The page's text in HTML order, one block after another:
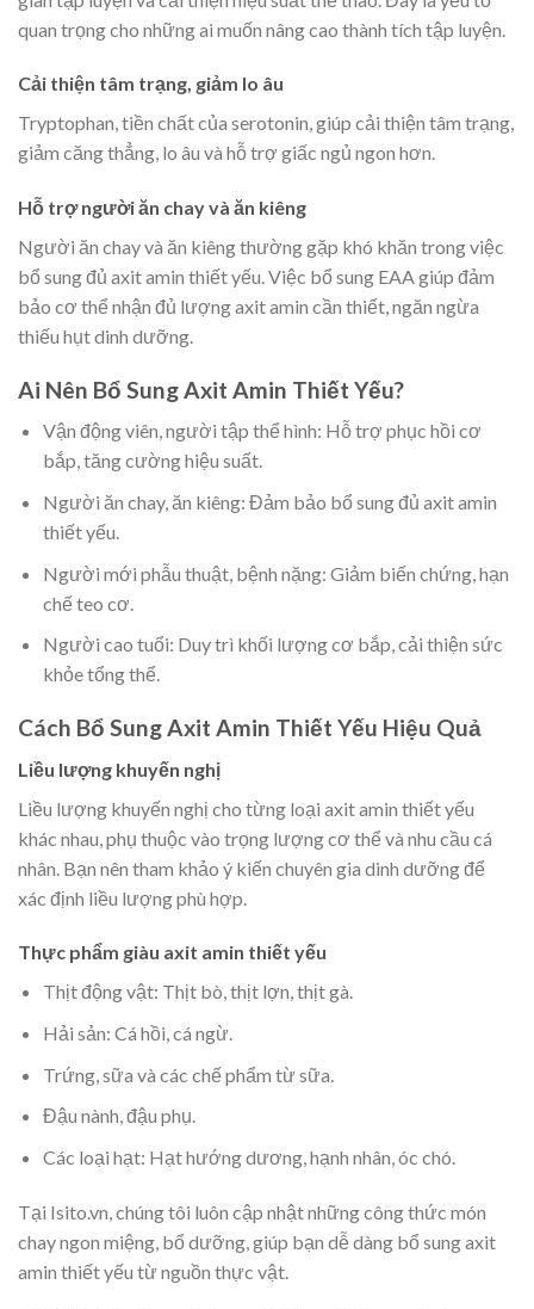
quan trọng cho những ai muốn nâng cao thành tích tập luyện.
Cải thiện tâm trạng, giảm lo âu
Tryptophan, tiền chất của serotonin, giúp cải thiện tâm trạng,
giảm căng thẳng, lo âu và hỗ trợ giấc ngủ ngon hơn.
Hỗ trợ người ăn chay và ăn kiêng
Người ăn chay và ăn kiêng thường gặp khó khăn trong việc
bổ sung đủ axit amin thiết yếu. Việc bổ sung EAA giúp đảm
bảo cơ thể nhận đủ lượng axit amin cần thiết, ngăn ngừa
thiếu hụt dinh dưỡng.
Ai Nên Bổ Sung Axit Amin Thiết Yếu?
Vận động viên, người tập thể hình: Hỗ trợ phục hồi cơ
bắp, tăng cường hiệu suất.
Người ăn chay, ăn kiêng: Đảm bảo bổ sung đủ axit amin
thiết yếu.
Người mới phẫu thuật, bệnh nặng: Giảm biến chứng, hạn
chế teo cơ.
Người cao tuổi: Duy trì khối lượng cơ bắp, cải thiện sức
khỏe tổng thể.
Cách Bổ Sung Axit Amin Thiết Yếu Hiệu Quả
Liều lượng khuyến nghị
Liều lượng khuyến nghị cho từng loại axit amin thiết yếu
khác nhau, phụ thuộc vào trọng lượng cơ thể và nhu cầu cá
nhân. Bạn nên tham khảo ý kiến chuyên gia dinh dưỡng để
xác định liều lượng phù hợp.
Thực phẩm giàu axit amin thiết yếu
Thịt động vật: Thịt bò, thịt lợn, thịt gà.
Hải sản: Cá hồi, cá ngừ.
Trứng, sữa và các chế phẩm từ sữa.
Đậu nành, đậu phụ.
Các loại hạt: Hạt hướng dương, hạnh nhân, óc chó.
Tại Isito.vn, chúng tôi luôn cập nhật những công thức món
chay ngon miệng, bổ dưỡng, giúp bạn dễ dàng bổ sung axit
amin thiết yếu từ nguồn thực vật.